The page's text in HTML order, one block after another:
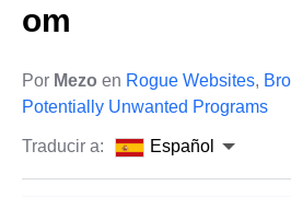
om
Por Mezo en Rogue Websites,
Potentially Unwanted Programs
Traducir a: Español